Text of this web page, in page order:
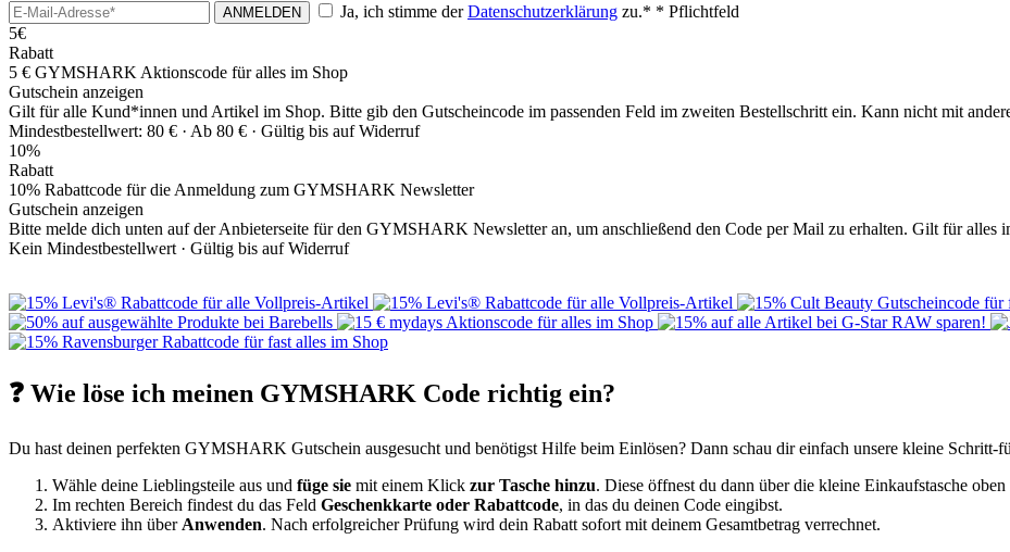
ANMELDEN Ja, ich stimme derDatenschutzerklärung zu.* * Pflichtfeld
5€
Rabatt
5 € GYMSHARK Aktionscode für alles im Shop
Gutschein anzeigen
Gilt für alle Kund*innen und Artikel im Shop. Bitte gib den Gutscheincode im passenden Feld im zweiten Bestellschritt ein. Kann nicht mit
Mindestbestellwert: 80 € · Ab 80 € · Gültig bis auf Widerruf
10%
Rabatt
10% Rabattcode für die Anmeldung zum GYMSHARK Newsletter
Gutschein anzeigen
Bitte melde dich unten auf der Anbieterseite für den GYMSHARK Newsletter an, um anschließend den Code per Mail zu erhalten. Gilt für alles
Kein Mindestbestellwert · Gültig bis auf Widerruf
❓ Wie löse ich meinen GYMSHARK Code richtig ein?
Du hast deinen perfekten GYMSHARK Gutschein ausgesucht und benötigst Hilfe beim Einlösen? Dann schau dir einfach unsere kleine Schritt-
Wähle deine Lieblingsteile aus und füge sie mit einem Klick zur Tasche hinzu. Diese öffnest du dann über die kleine Einkaufstasche
Im rechten Bereich findest du das Feld Geschenkkarte oder Rabattcode, in das du deinen Code eingibst.
Aktiviere ihn überAnwenden. Nach erfolgreicher Prüfung wird dein Rabatt sofort mit deinem Gesamtbetrag verrechnet.